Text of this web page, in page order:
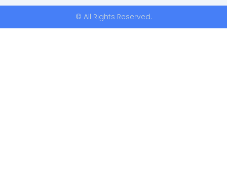
© All Rights Reserved.